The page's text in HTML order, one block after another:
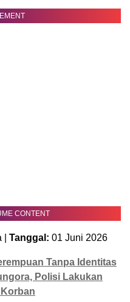
CONTENT
| Tanggal: 01 Juni 2026
Tanpa Identitas
Polisi Lakukan